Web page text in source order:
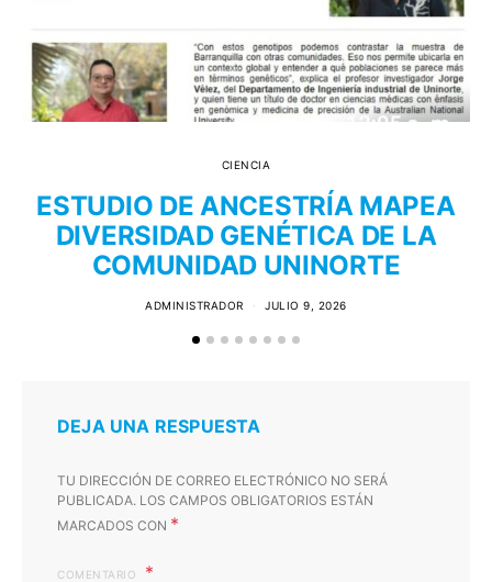
CIENCIA
ESTUDIO DE ANCESTRÍA MAPEA
DIVERSIDAD GENÉTICA DE LA
COMUNIDAD UNINORTE
ADMINISTRADOR JULIO 9, 2026
DEJA UNA RESPUESTA
TU DIRECCIÓN DE CORREO ELECTRÓNICO NO SERÁ
PUBLICADA. LOS CAMPOS OBLIGATORIOS ESTÁN
MARCADOS CON *
COMENTARIO